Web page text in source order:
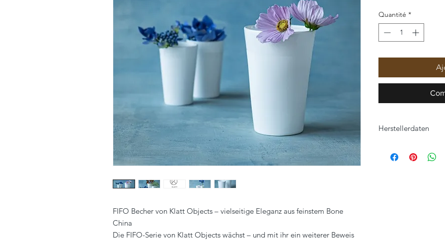
FIFO Becher von Klatt Objects – vielseitige Eleganz aus feinstem Bone
China
Die FIFO-Serie von Klatt Objects wächst – und mit ihr ein weiterer Beweis
Quantité *
Herstellerdaten
Hauptstraße 57